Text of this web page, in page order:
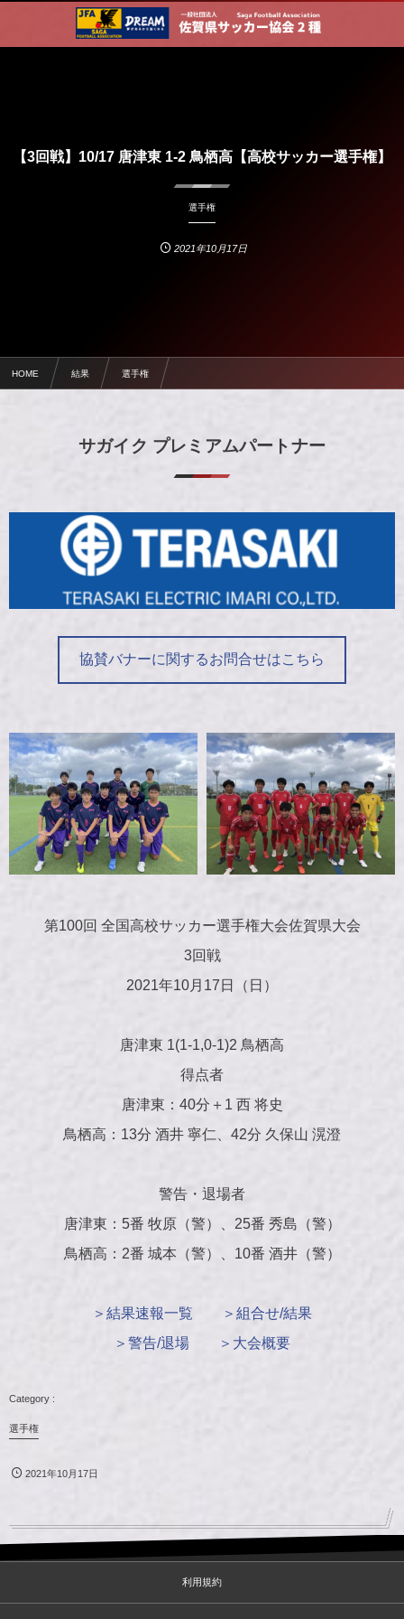
【3回戦】10/17 唐津東 1-2 鳥栖高【高校サッカー選手権】
選手権
2021年10月17日
HOME 結果 選手権
サガイク プレミアムパートナー
協賛バナーに関するお問合せはこちら
第100回 全国高校サッカー選手権大会佐賀県大会
3回戦
2021年10月17日（日）
唐津東 1(1-1,0-1)2 鳥栖高
得点者
唐津東：40分＋1 西 将史
鳥栖高：13分 酒井 寧仁、42分 久保山 滉澄
警告・退場者
唐津東：5番 牧原（警）、25番 秀島（警）
鳥栖高：2番 城本（警）、10番 酒井（警）
＞結果速報一覧
＞組合せ/結果
＞警告/退場
＞大会概要
選手権
2021年10月17日
利用規約